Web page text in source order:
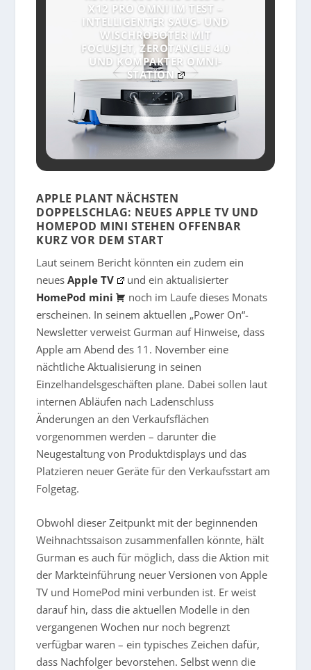
X12 PRO OMNI IM TEST –
INTELLIGENTER SAUG- UND
WISCHROBOTER MIT
FOCUSJET, ZEROTANGLE 4.0
UND KOMPAKTER OMNI-
STATION
APPLE PLANT NÄCHSTEN
DOPPELSCHLAG: NEUES APPLE TV UND
HOMEPOD MINI STEHEN OFFENBAR
KURZ VOR DEM START
Laut seinem Bericht könnten ein zudem ein
neuesApple TV
und ein aktualisierter
HomePod mini
noch im Laufe dieses Monats
erscheinen. In seinem aktuellen „Power On“-
Newsletter verweist Gurman auf Hinweise, dass
Apple am Abend des 11. November eine
nächtliche Aktualisierung in seinen
Einzelhandelsgeschäften plane. Dabei sollen laut
internen Abläufen nach Ladenschluss
Änderungen an den Verkaufsflächen
vorgenommen werden – darunter die
Neugestaltung von Produktdisplays und das
Platzieren neuer Geräte für den Verkaufsstart am
Folgetag.
Obwohl dieser Zeitpunkt mit der beginnenden
Weihnachtssaison zusammenfallen könnte, hält
Gurman es auch für möglich, dass die Aktion mit
der Markteinführung neuer Versionen von Apple
TV und HomePod mini verbunden ist. Er weist
darauf hin, dass die aktuellen Modelle in den
vergangenen Wochen nur noch begrenzt
verfügbar waren – ein typisches Zeichen dafür,
dass Nachfolger bevorstehen. Selbst wenn die